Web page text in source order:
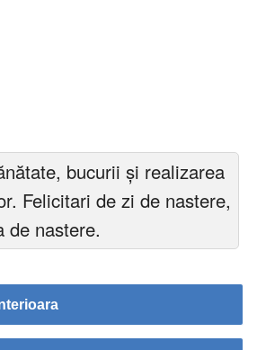
bucurii și realizarea
Felicitari de zi de nastere,
de nastere.